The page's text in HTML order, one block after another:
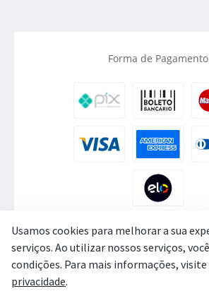
Forma de Pagamento